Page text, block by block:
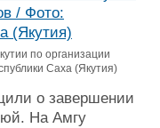
флота
по организации
Саха (Якутия)
о завершении
На Амгу